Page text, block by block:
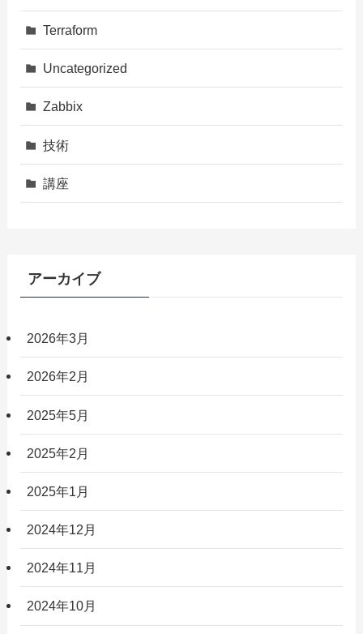
Terraform
Uncategorized
Zabbix
技術
講座
アーカイブ
2026年3月
2026年2月
2025年5月
2025年2月
2025年1月
2024年12月
2024年11月
2024年10月